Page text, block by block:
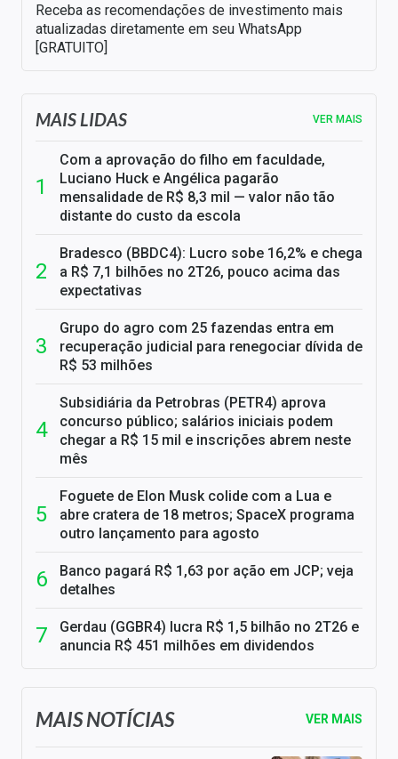
Receba as recomendações de investimento mais
atualizadas diretamente em seu WhatsApp
[GRATUITO]
MAIS LIDAS VER MAIS
Com a aprovação do filho em faculdade,
Luciano Huck e Angélica pagarão
mensalidade de R$ 8,3 mil — valor não tão
distante do custo da escola
Bradesco (BBDC4): Lucro sobe 16,2% e chega
a R$ 7,1 bilhões no 2T26, pouco acima das
expectativas
Grupo do agro com 25 fazendas entra em
recuperação judicial para renegociar dívida de
R$ 53 milhões
Subsidiária da Petrobras (PETR4) aprova
concurso público; salários iniciais podem
chegar a R$ 15 mil e inscrições abrem neste
mês
Foguete de Elon Musk colide com a Lua e
abre cratera de 18 metros; SpaceX programa
outro lançamento para agosto
Banco pagará R$ 1,63 por ação em JCP; veja
detalhes
Gerdau (GGBR4) lucra R$ 1,5 bilhão no 2T26 e
anuncia R$ 451 milhões em dividendos
MAIS NOTÍCIAS VER MAIS